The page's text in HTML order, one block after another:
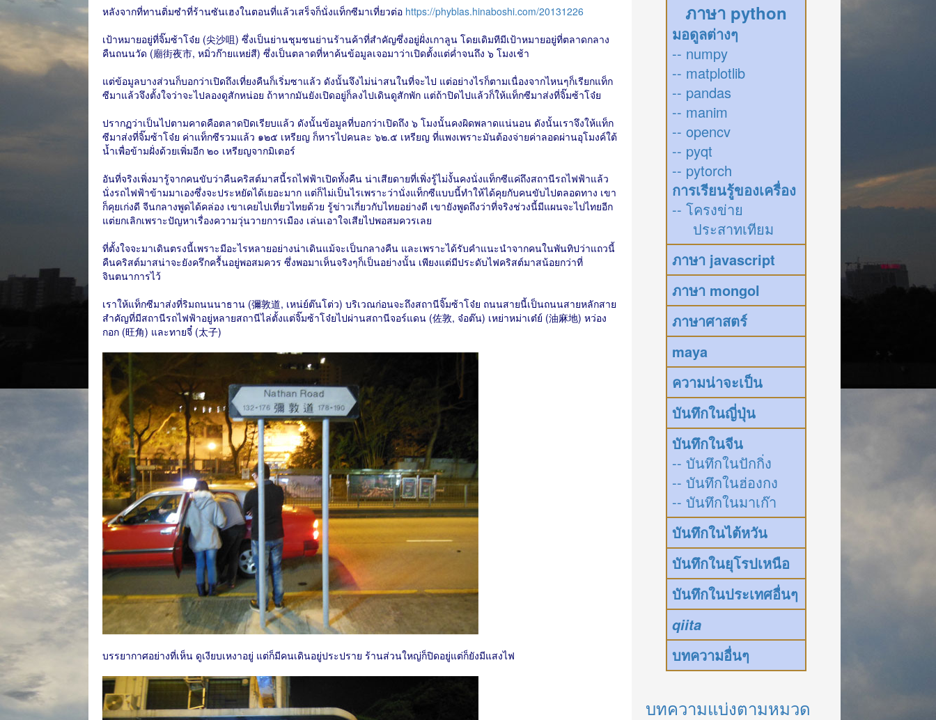
หลังจากที่ทานติ่มซำที่ร้านซันเฮงในตอนที่แล้วเสร็จก็นั่งแท็กซีมาเที่ยวต่อ https://phyblas.hinaboshi.com/20131226
เป้าหมายอยู่ที่จิ๊มซ้าโจ๋ย (尖沙咀) ซึ่งเป็นย่านชุมชนย่านร้านค้าที่สำคัญซึ่งอยู่ฝั่งเกาลูน โดยเดิมทีมีเป้าหมายอยู่ที่ตลาดกลาง
คืนถนนวัด (廟街夜市, หมิ่วก๊ายแหย่สี) ซึ่งเป็นตลาดที่หาค้นข้อมูลเจอมาว่าเปิดตั้งแต่ค่ำจนถึง ๖ โมงเช้า
แต่ข้อมูลบางส่วนก็บอกว่าเปิดถึงเที่ยงคืนก็เริ่มซาแล้ว ดังนั้นจึงไม่น่าสนในที่จะไป แต่อย่างไรก็ตามเนื่องจากไหนๆก็เรียกแท็ก
ซีมาแล้วจึงตั้งใจว่าจะไปลองดูสักหน่อย ถ้าหากมันยังเปิดอยู่ก็ลงไปเดินดูสักพัก แต่ถ้าปิดไปแล้วก็ให้แท็กซีมาส่งที่จิ๊มซ้าโจ๋ย
ปรากฏว่าเป็นไปตามคาดคือตลาดปิดเรียบแล้ว ดังนั้นข้อมูลที่บอกว่าเปิดถึง ๖ โมงนั้นคงผิดพลาดแน่นอน ดังนั้นเราจึงให้แท็ก
ซีมาส่งที่จิ๊มซ้าโจ๋ย ค่าแท็กซีรวมแล้ว ๑๒๕ เหรียญ ก็หารไปคนละ ๖๒.๕ เหรียญ ที่แพงเพราะมันต้องจ่ายค่าลอดผ่านอุโมงค์ใต้
น้ำเพื่อข้ามฝั่งด้วยเพิ่มอีก ๒๐ เหรียญจากมิเตอร์
อันที่จริงเพิ่งมารู้จากคนขับว่าคืนคริสต์มาสนี้รถไฟฟ้าเปิดทั้งคืน น่าเสียดายที่เพิ่งรู้ไม่งั้นคงนั่งแท็กซีแค่ถึงสถานีรถไฟฟ้าแล้ว
นั่งรถไฟฟ้าข้ามมาเองซึ่งจะประหยัดได้เยอะมาก แต่ก็ไม่เป็นไรเพราะว่านั่งแท็กซีแบบนี้ทำให้ได้คุยกับคนขับไปตลอดทาง เขา
ก็คุยเก่งดี จีนกลางพูดได้คล่อง เขาเคยไปเที่ยวไทยด้วย รู้ข่าวเกี่ยวกับไทยอย่างดี เขายังพูดถึงว่าที่จริงช่วงนี้มีแผนจะไปไทยอีก
แต่ยกเลิกเพราะปัญหาเรื่องความวุ่นวายการเมือง เล่นเอาใจเสียไปพอสมควรเลย
ที่ตั้งใจจะมาเดินตรงนี้เพราะมีอะไรหลายอย่างน่าเดินแม้จะเป็นกลางคืน และเพราะได้รับคำแนะนำจากคนในพันทิปว่าแถวนี้
คืนคริสต์มาสน่าจะยังครึกครื้นอยู่พอสมควร ซึ่งพอมาเห็นจริงๆก็เป็นอย่างนั้น เพียงแต่มีประดับไฟคริสต์มาสน้อยกว่าที่
จินตนาการไว้
เราให้แท็กซีมาส่งที่ริมถนนนาธาน (彌敦道, เหน่ย์ต๊นโต่ว) บริเวณก่อนจะถึงสถานีจิ๊มซ้าโจ๋ย ถนนสายนี้เป็นถนนสายหลักสาย
สำคัญที่มีสถานีรถไฟฟ้าอยู่หลายสถานีไล่ตั้งแต่จิ๊มซ้าโจ๋ยไปผ่านสถานีจอร์แดน (佐敦, จ๋อต๊น) เหย่าหม่าเต๋ย์ (油麻地) หว่อง
กอก (旺角) และทายจี๋ (太子)
บรรยากาศอย่างที่เห็น ดูเงียบเหงาอยู่ แต่ก็มีคนเดินอยู่ประปราย ร้านส่วนใหญ่ก็ปิดอยู่แต่ก็ยังมีแสงไฟ
ภาษา python
มอดูลต่างๆ
-- numpy
-- matplotlib
-- pandas
-- manim
-- opencv
-- pyqt
-- pytorch
การเรียนรู้ของเครื่อง
-- โครงข่าย
ประสาทเทียม
ภาษา javascript
ภาษา mongol
ภาษาศาสตร์
maya
ความน่าจะเป็น
บันทึกในญี่ปุ่น
บันทึกในจีน
-- บันทึกในปักกิ่ง
-- บันทึกในฮ่องกง
-- บันทึกในมาเก๊า
บันทึกในไต้หวัน
บันทึกในยุโรปเหนือ
บันทึกในประเทศอื่นๆ
qiita
บทความอื่นๆ
บทความแบ่งตามหมวด